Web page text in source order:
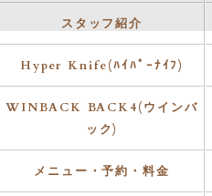
スタッフ紹介
Hyper Knife(ﾊｲﾊﾟｰﾅｲﾌ)
WINBACK BACK4(ウインバ
ック)
メニュー・予約・料金